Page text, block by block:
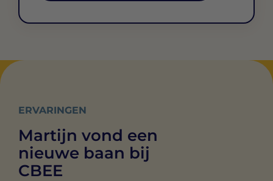
ERVARINGEN
Martijn vond een
nieuwe baan bij
CBEE